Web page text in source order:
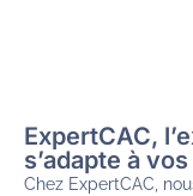
ExpertCAC,
s’adapte à
Chez ExpertCAC,